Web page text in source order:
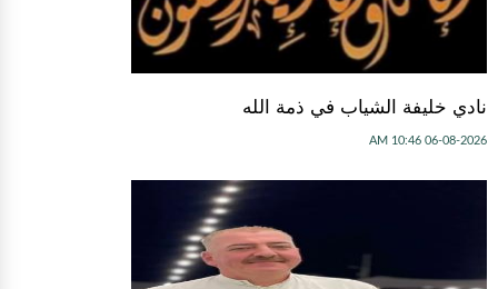
نادي خليفة الشياب في ذمة الله
06-08-2026 10:46 AM